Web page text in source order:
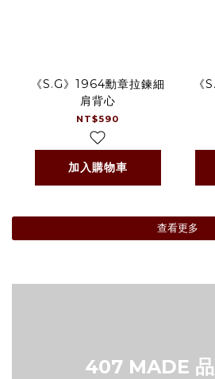
《S.G》1964勳章拉鍊細
肩背心
NT$590
加入購物車
《
查看更多
407 MADE 品